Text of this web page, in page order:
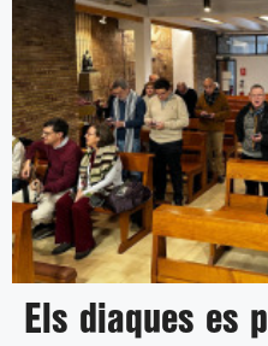
Els diaques es